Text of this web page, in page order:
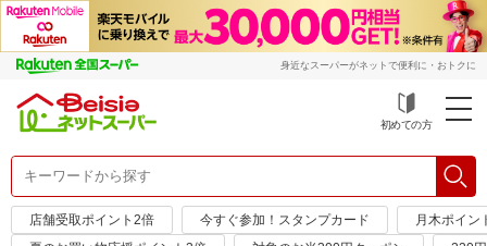
身近なスーパーがネットで便利に・おトクに
初めての方
店舗受取ポイント2倍 今すぐ参加！スタンプカード
月木ポイン